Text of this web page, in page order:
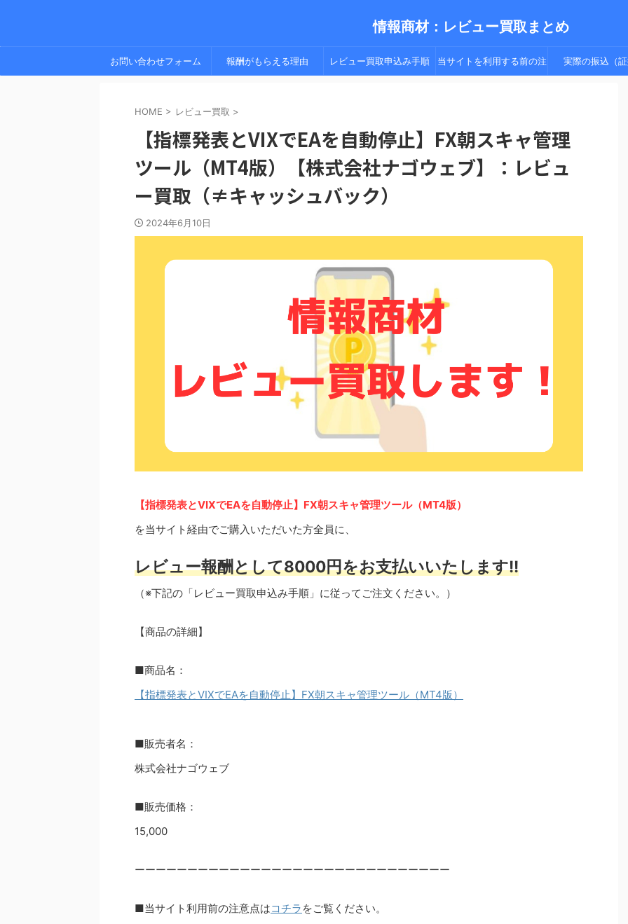
情報商材：レビュー買取まとめ
お問い合わせフォーム 報酬がもらえる理由 レビュー買取申込み手順 当サイトを利用する前の注 実際の振込（証
HOME > レビュー買取 >
【指標発表とVIXでEAを自動停止】FX朝スキャ管理
ツール（MT4版）【株式会社ナゴウェブ】：レビュ
ー買取（≠キャッシュバック）
2024年6月10日
【指標発表とVIXでEAを自動停止】FX朝スキャ管理ツール（MT4版）
を当サイト経由でご購入いただいた方全員に、
レビュー報酬として8000円をお支払いいたします!!
（※下記の「レビュー買取申込み手順」に従ってご注文ください。）
【商品の詳細】
■商品名：
【指標発表とVIXでEAを自動停止】FX朝スキャ管理ツール（MT4版）
■販売者名：
株式会社ナゴウェブ
■販売価格：
15,000
ーーーーーーーーーーーーーーーーーーーーーーーーーーーーーー
■当サイト利用前の注意点はコチラ をご覧ください。